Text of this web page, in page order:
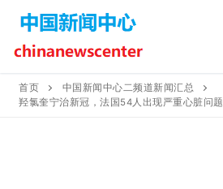
content
Search for:
首页
中国新闻中心二频道新闻汇总
羟氯奎宁治新冠，法国54人出现严重心脏问题